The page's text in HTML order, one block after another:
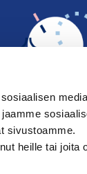
sivustoamme.
heille tai joita
LIITY